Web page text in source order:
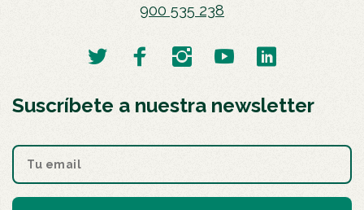
900 535 238
Suscríbete a nuestra newsletter